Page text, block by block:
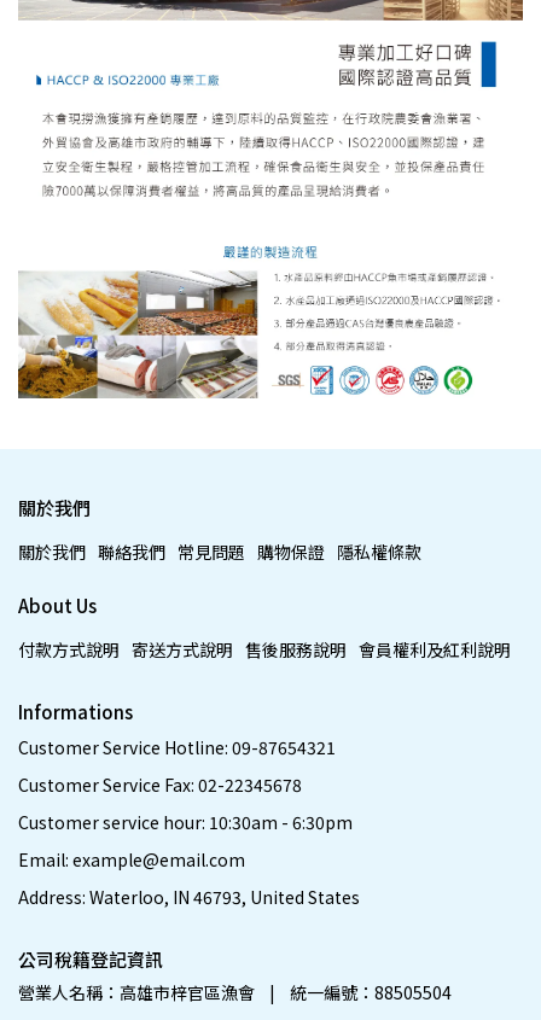
關於我們
關於我們 聯絡我們 常見問題 購物保證 隱私權條款
About Us
付款方式說明 寄送方式說明 售後服務說明 會員權利及紅利說明
Informations
Customer Service Hotline: 09-87654321
Customer Service Fax: 02-22345678
Customer service hour: 10:30am - 6:30pm
Email: example@email.com
Address: Waterloo, IN 46793, United States
公司稅籍登記資訊
營業人名稱：高雄市梓官區漁會    |    統一編號：88505504